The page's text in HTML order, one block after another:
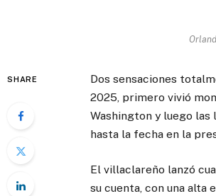
SHARE
Dos sensaciones
2025, primero vivió
Washington y luego las
hasta la fecha en la
El villaclareño lanzó
su cuenta, con una alta